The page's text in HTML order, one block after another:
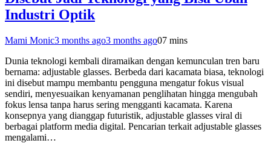
Industri Optik
Mami Monic3 months ago3 months ago07 mins
Dunia teknologi kembali diramaikan dengan kemunculan tren baru
bernama: adjustable glasses. Berbeda dari kacamata biasa, teknologi
ini disebut mampu membantu pengguna mengatur fokus visual
sendiri, menyesuaikan kenyamanan penglihatan hingga mengubah
fokus lensa tanpa harus sering mengganti kacamata. Karena
konsepnya yang dianggap futuristik, adjustable glasses viral di
berbagai platform media digital. Pencarian terkait adjustable glasses
mengalami…